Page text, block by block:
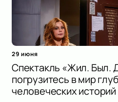
29 июня
Спектакль «Жил. Был.
погрузитесь в мир
человеческих историй